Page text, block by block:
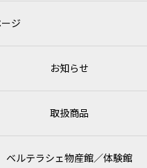
ージ
お知らせ
取扱商品
ベルテラシェ物産館／体験館